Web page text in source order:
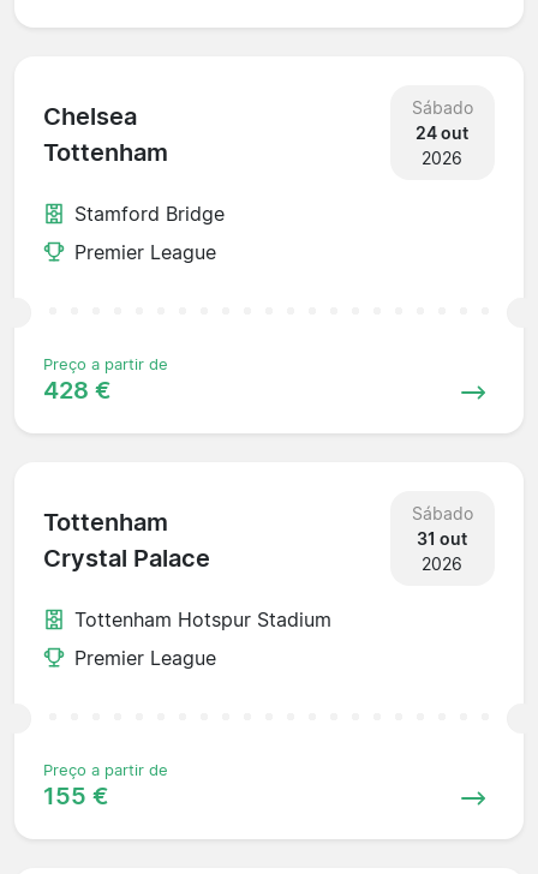
Chelsea
Tottenham
Sábado
24 out
2026
Stamford Bridge
Premier League
Preço a partir de
428 €
Tottenham
Crystal Palace
Sábado
31 out
2026
Tottenham Hotspur Stadium
Premier League
Preço a partir de
155 €